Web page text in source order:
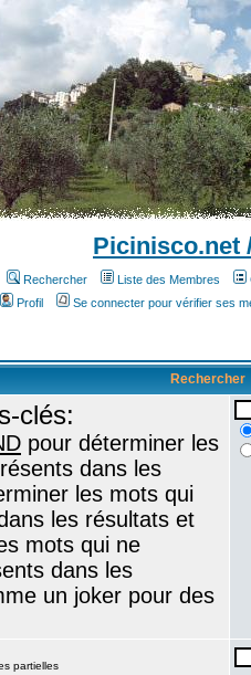
Picinisco.net
Rechercher Liste des Membres
Profil
Se connecter pour vérifier ses
Rechercher
clés:
pour déterminer les
dans les
les mots qui
les résultats et
mots qui ne
dans les
un joker pour des
partielles